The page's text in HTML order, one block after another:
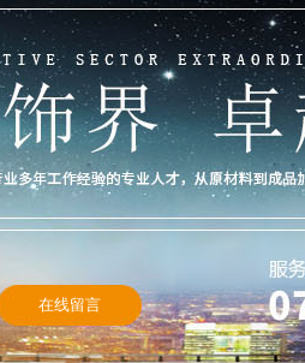
在线留言